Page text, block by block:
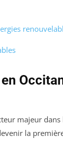
majeur dans
la